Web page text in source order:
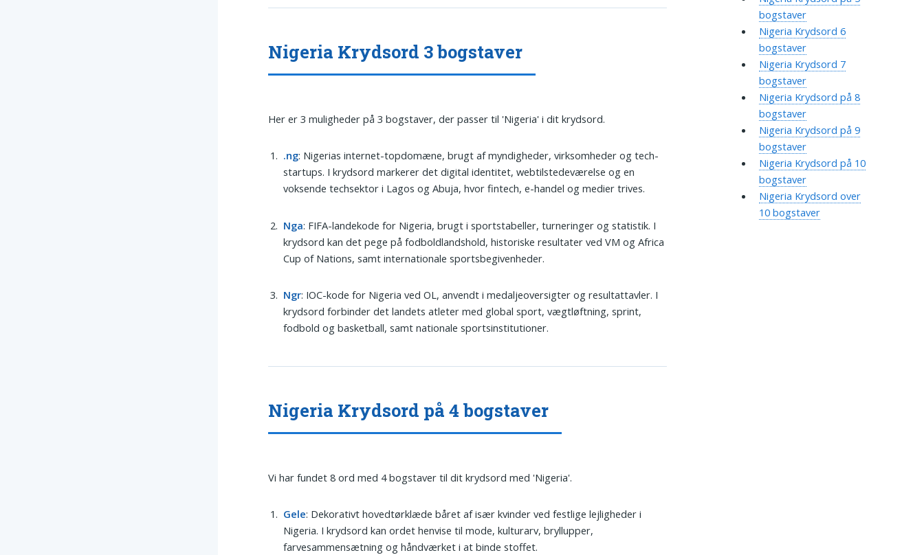
Nigeria Krydsord 3 bogstaver
Her er 3 muligheder på 3 bogstaver, der passer til 'Nigeria' i dit krydsord.
.ng: Nigerias internet-topdomæne, brugt af myndigheder, virksomheder og tech-
startups. I krydsord markerer det digital identitet, webtilstedeværelse og en
voksende techsektor i Lagos og Abuja, hvor fintech, e-handel og medier trives.
Nga: FIFA-landekode for Nigeria, brugt i sportstabeller, turneringer og statistik. I
krydsord kan det pege på fodboldlandshold, historiske resultater ved VM og Africa
Cup of Nations, samt internationale sportsbegivenheder.
Ngr: IOC-kode for Nigeria ved OL, anvendt i medaljeoversigter og resultattavler. I
krydsord forbinder det landets atleter med global sport, vægtløftning, sprint,
fodbold og basketball, samt nationale sportsinstitutioner.
Nigeria Krydsord på 4 bogstaver
Vi har fundet 8 ord med 4 bogstaver til dit krydsord med 'Nigeria'.
Gele: Dekorativt hovedtørklæde båret af især kvinder ved festlige lejligheder i
Nigeria. I krydsord kan ordet henvise til mode, kulturarv, bryllupper,
farvesammensætning og håndværket i at binde stoffet.
bogstaver
Nigeria Krydsord 6
bogstaver
Nigeria Krydsord 7
bogstaver
Nigeria Krydsord på 8
bogstaver
Nigeria Krydsord på 9
bogstaver
Nigeria Krydsord på 10
bogstaver
Nigeria Krydsord over
10 bogstaver